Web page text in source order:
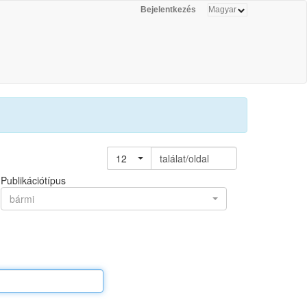
Bejelentkezés
12
találat/oldal
Publikációtípus
bármi